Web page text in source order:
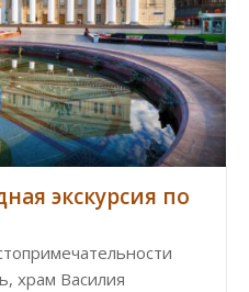
экскурсия по
храм Василия